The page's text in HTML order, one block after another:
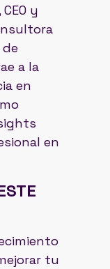
y
a la
en
en
tu